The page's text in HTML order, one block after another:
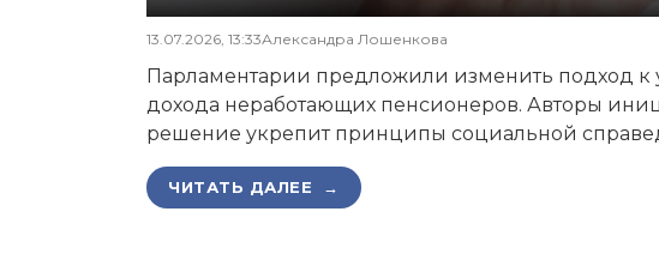
13.07.2026, 13:33Александра Лошенкова
Парламентарии предложили изменить подход к
дохода неработающих пенсионеров. Авторы
решение укрепит принципы социальной
ЧИТАТЬ ДАЛЕЕ →